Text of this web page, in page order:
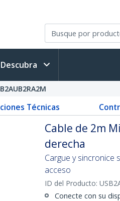
Descubra
Técnicas
Cable de 2m
derecha
Cargue y sincronice
acceso
ID del Producto:
Conecte con su